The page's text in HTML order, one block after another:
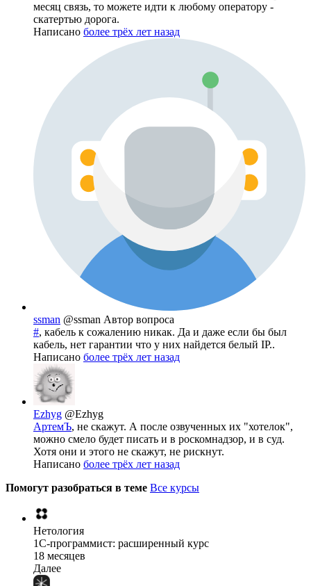
месяц связь, то можете идти к любому оператору -
скатертью дорога.
Написано более трёх лет назад
ssman @ssman Автор вопроса
#, кабель к сожалению никак. Да и даже если бы был
кабель, нет гарантии что у них найдется белый IP..
Написано более трёх лет назад
Ezhyg @Ezhyg
АртемЪ, не скажут. А после озвученных их "хотелок",
можно смело будет писать и в роскомнадзор, и в суд.
Хотя они и этого не скажут, не рискнут.
Написано более трёх лет назад
Помогут разобраться в теме Все курсы
Нетология
1C-программист: расширенный курс
18 месяцев
Далее